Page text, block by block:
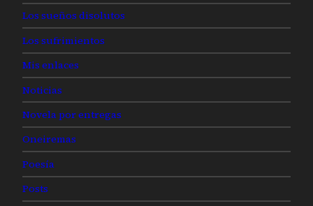
Los sueños disolutos
Los sufrimientos
Mis enlaces
Noticias
Novela por entregas
Oneiremas
Poesía
Posts